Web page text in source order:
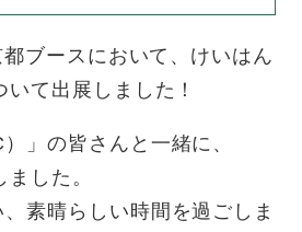
ブースにおいて、けいはん
て出展しました！
」の皆さんと一緒に、
した。
素晴らしい時間を過ごしま